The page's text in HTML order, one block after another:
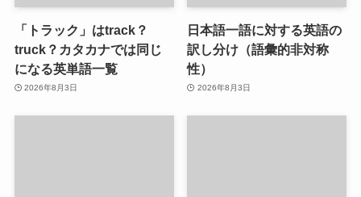
「トラック」はtrack？
truck？カタカナでは同じ
になる英単語一覧
2026年8月3日
日本語一語に対する英語の
訳し分け（語彙的非対称
性）
2026年8月3日